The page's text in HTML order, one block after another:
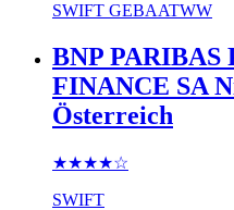
SWIFT GEBAATWW
BNP PARIBAS
FINANCE SA
Österreich
★★★★☆
SWIFT